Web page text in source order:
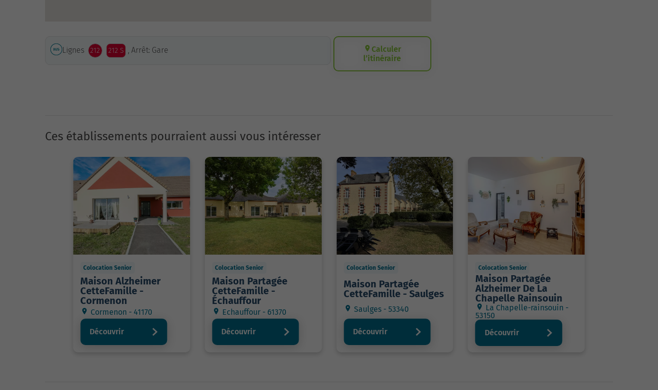
Lignes 212 212 S , Arrêt: Gare
Calculer
l’itinéraire
Ces établissements pourraient aussi vous intéresser
Colocation Senior
Maison Alzheimer
CetteFamille -
Cormenon
Cormenon - 41170
Découvrir
Colocation Senior
Maison Partagée
CetteFamille -
Échauffour
Echauffour - 61370
Découvrir
Colocation Senior
Maison Partagée
CetteFamille - Saulges
Saulges - 53340
Découvrir
Colocation Senior
Maison Partagée
Alzheimer De La
Chapelle Rainsouin
La Chapelle-rainsouin -
53150
Découvrir